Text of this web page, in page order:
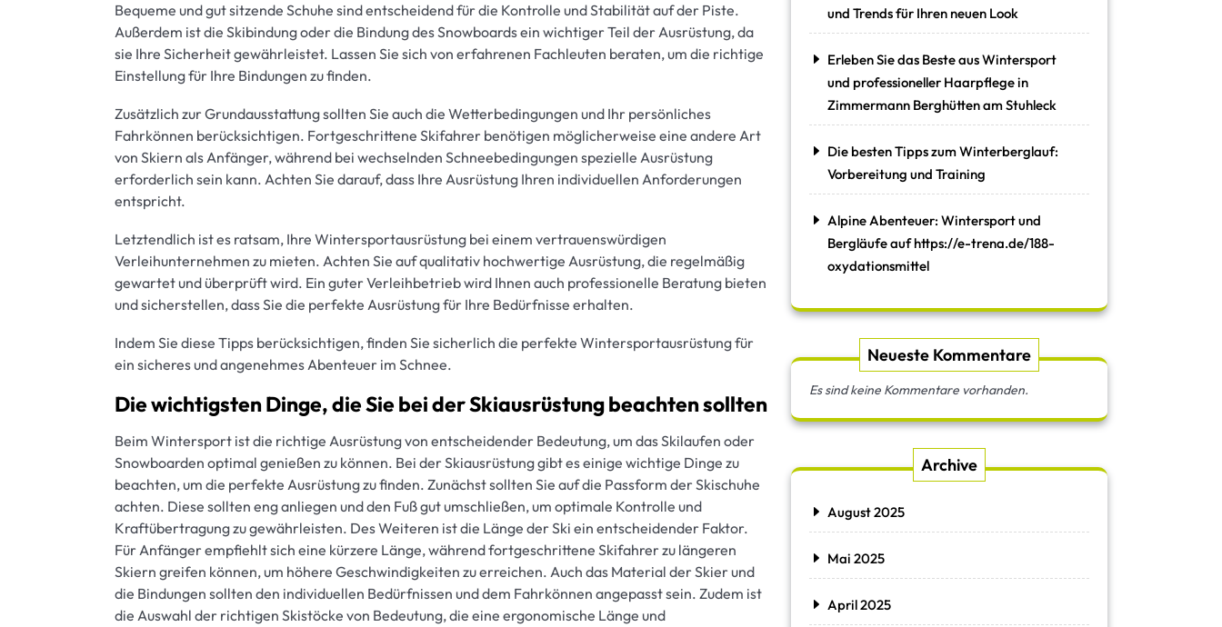
Bequeme und gut sitzende Schuhe sind entscheidend für die Kontrolle und Stabilität auf der Piste.
Außerdem ist die Skibindung oder die Bindung des Snowboards ein wichtiger Teil der Ausrüstung, da
sie Ihre Sicherheit gewährleistet. Lassen Sie sich von erfahrenen Fachleuten beraten, um die richtige
Einstellung für Ihre Bindungen zu finden.
Zusätzlich zur Grundausstattung sollten Sie auch die Wetterbedingungen und Ihr persönliches
Fahrkönnen berücksichtigen. Fortgeschrittene Skifahrer benötigen möglicherweise eine andere Art
von Skiern als Anfänger, während bei wechselnden Schneebedingungen spezielle Ausrüstung
erforderlich sein kann. Achten Sie darauf, dass Ihre Ausrüstung Ihren individuellen Anforderungen
entspricht.
Letztendlich ist es ratsam, Ihre Wintersportausrüstung bei einem vertrauenswürdigen
Verleihunternehmen zu mieten. Achten Sie auf qualitativ hochwertige Ausrüstung, die regelmäßig
gewartet und überprüft wird. Ein guter Verleihbetrieb wird Ihnen auch professionelle Beratung bieten
und sicherstellen, dass Sie die perfekte Ausrüstung für Ihre Bedürfnisse erhalten.
Indem Sie diese Tipps berücksichtigen, finden Sie sicherlich die perfekte Wintersportausrüstung für
ein sicheres und angenehmes Abenteuer im Schnee.
Die wichtigsten Dinge, die Sie bei der Skiausrüstung beachten sollten
Beim Wintersport ist die richtige Ausrüstung von entscheidender Bedeutung, um das Skilaufen oder
Snowboarden optimal genießen zu können. Bei der Skiausrüstung gibt es einige wichtige Dinge zu
beachten, um die perfekte Ausrüstung zu finden. Zunächst sollten Sie auf die Passform der Skischuhe
achten. Diese sollten eng anliegen und den Fuß gut umschließen, um optimale Kontrolle und
Kraftübertragung zu gewährleisten. Des Weiteren ist die Länge der Ski ein entscheidender Faktor.
Für Anfänger empfiehlt sich eine kürzere Länge, während fortgeschrittene Skifahrer zu längeren
Skiern greifen können, um höhere Geschwindigkeiten zu erreichen. Auch das Material der Skier und
die Bindungen sollten den individuellen Bedürfnissen und dem Fahrkönnen angepasst sein. Zudem ist
die Auswahl der richtigen Skistöcke von Bedeutung, die eine ergonomische Länge und
und Trends für Ihren neuen Look
Erleben Sie das Beste aus Wintersport
und professioneller Haarpflege in
Zimmermann Berghütten am Stuhleck
Die besten Tipps zum Winterberglauf:
Vorbereitung und Training
Alpine Abenteuer: Wintersport und
Bergläufe auf https://e-trena.de/188-
oxydationsmittel
Neueste Kommentare
Es sind keine Kommentare vorhanden.
Archive
August 2025
Mai 2025
April 2025